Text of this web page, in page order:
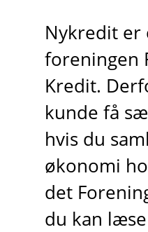
Nykredit er
foreningen
Kredit.
kunde få
hvis du
økonomi
det
du kan